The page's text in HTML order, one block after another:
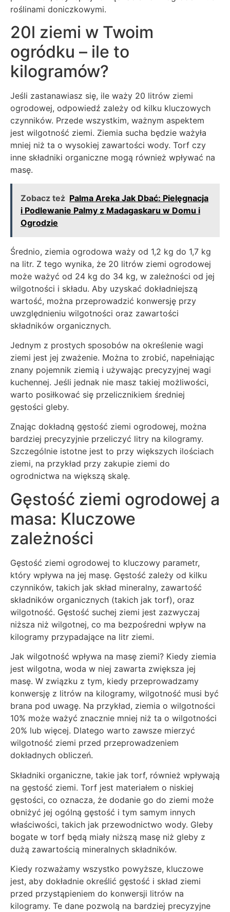
roślinami doniczkowymi.
20l ziemi w Twoim
ogródku – ile to
kilogramów?
Jeśli zastanawiasz się, ile waży 20 litrów ziemi
ogrodowej, odpowiedź zależy od kilku kluczowych
czynników. Przede wszystkim, ważnym aspektem
jest wilgotność ziemi. Ziemia sucha będzie ważyła
mniej niż ta o wysokiej zawartości wody. Torf czy
inne składniki organiczne mogą również wpływać na
masę.
Zobacz też Palma Areka Jak Dbać: Pielęgnacja
i Podlewanie Palmy z Madagaskaru w Domu i
Ogrodzie
Średnio, ziemia ogrodowa waży od 1,2 kg do 1,7 kg
na litr. Z tego wynika, że 20 litrów ziemi ogrodowej
może ważyć od 24 kg do 34 kg, w zależności od jej
wilgotności i składu. Aby uzyskać dokładniejszą
wartość, można przeprowadzić konwersję przy
uwzględnieniu wilgotności oraz zawartości
składników organicznych.
Jednym z prostych sposobów na określenie wagi
ziemi jest jej zważenie. Można to zrobić, napełniając
znany pojemnik ziemią i używając precyzyjnej wagi
kuchennej. Jeśli jednak nie masz takiej możliwości,
warto posiłkować się przelicznikiem średniej
gęstości gleby.
Znając dokładną gęstość ziemi ogrodowej, można
bardziej precyzyjnie przeliczyć litry na kilogramy.
Szczególnie istotne jest to przy większych ilościach
ziemi, na przykład przy zakupie ziemi do
ogrodnictwa na większą skalę.
Gęstość ziemi ogrodowej a
masa: Kluczowe
zależności
Gęstość ziemi ogrodowej to kluczowy parametr,
który wpływa na jej masę. Gęstość zależy od kilku
czynników, takich jak skład mineralny, zawartość
składników organicznych (takich jak torf), oraz
wilgotność. Gęstość suchej ziemi jest zazwyczaj
niższa niż wilgotnej, co ma bezpośredni wpływ na
kilogramy przypadające na litr ziemi.
Jak wilgotność wpływa na masę ziemi? Kiedy ziemia
jest wilgotna, woda w niej zawarta zwiększa jej
masę. W związku z tym, kiedy przeprowadzamy
konwersję z litrów na kilogramy, wilgotność musi być
brana pod uwagę. Na przykład, ziemia o wilgotności
10% może ważyć znacznie mniej niż ta o wilgotności
20% lub więcej. Dlatego warto zawsze mierzyć
wilgotność ziemi przed przeprowadzeniem
dokładnych obliczeń.
Składniki organiczne, takie jak torf, również wpływają
na gęstość ziemi. Torf jest materiałem o niskiej
gęstości, co oznacza, że dodanie go do ziemi może
obniżyć jej ogólną gęstość i tym samym innych
właściwości, takich jak przewodnictwo wody. Gleby
bogate w torf będą miały niższą masę niż gleby z
dużą zawartością mineralnych składników.
Kiedy rozważamy wszystko powyższe, kluczowe
jest, aby dokładnie określić gęstość i skład ziemi
przed przystąpieniem do konwersji litrów na
kilogramy. Te dane pozwolą na bardziej precyzyjne